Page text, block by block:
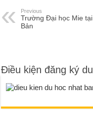
Previous
Trường Đại học Mie
Bản
Điều kiện đăng ký